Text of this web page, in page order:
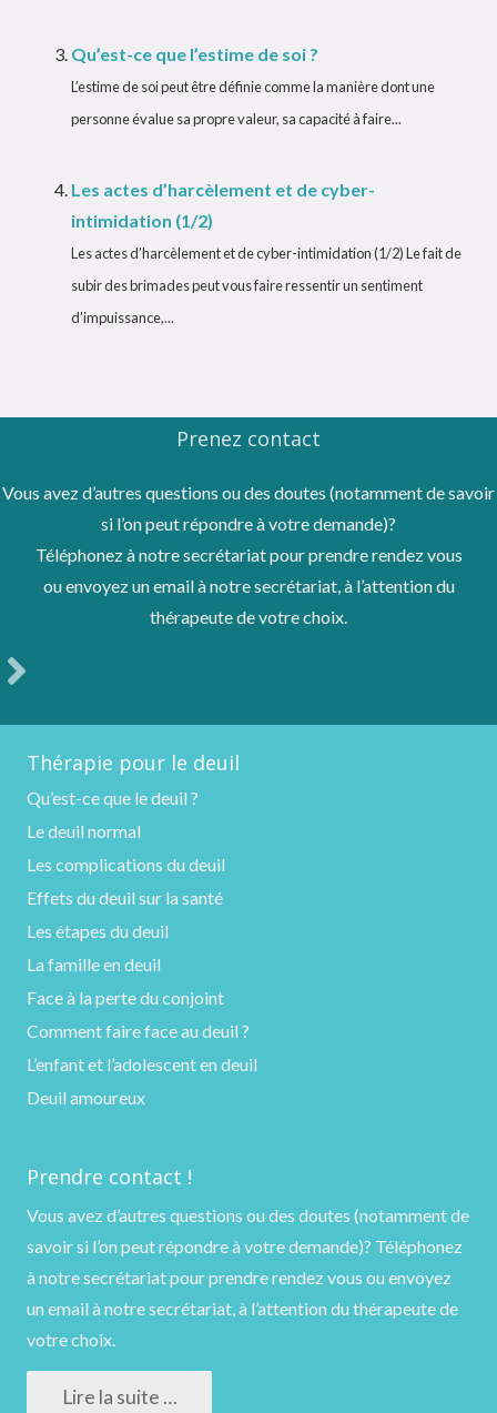
Qu’est-ce que l’estime de soi ?
L’estime de soi peut être définie comme la manière dont une
personne évalue sa propre valeur, sa capacité à faire...
Les actes d’harcèlement et de cyber-
intimidation (1/2)
Les actes d’harcèlement et de cyber-intimidation (1/2) Le fait de
subir des brimades peut vous faire ressentir un sentiment
d’impuissance,...
Prenez contact
Vous avez d’autres questions ou des doutes (notamment de savoir
si l’on peut répondre à votre demande)?
Téléphonez à notre secrétariat pour prendre rendez vous
ou envoyez un email à notre secrétariat, à l’attention du
thérapeute de votre choix.
Thérapie pour le deuil
Qu’est-ce que le deuil ?
Le deuil normal
Les complications du deuil
Effets du deuil sur la santé
Les étapes du deuil
La famille en deuil
Face à la perte du conjoint
Comment faire face au deuil ?
L’enfant et l’adolescent en deuil
Deuil amoureux
Prendre contact !
Vous avez d’autres questions ou des doutes (notamment de
savoir si l’on peut répondre à votre demande)? Téléphonez
à notre secrétariat pour prendre rendez vous ou envoyez
un email à notre secrétariat, à l’attention du thérapeute de
votre choix.
Lire la suite …